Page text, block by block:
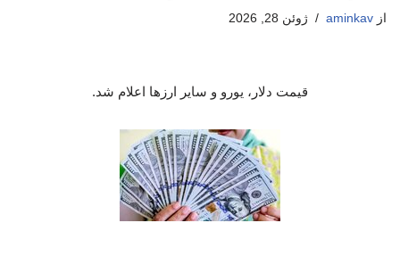
از aminkav ژوئن 28, 2026
قیمت دلار، یورو و سایر ارزها اعلام شد.